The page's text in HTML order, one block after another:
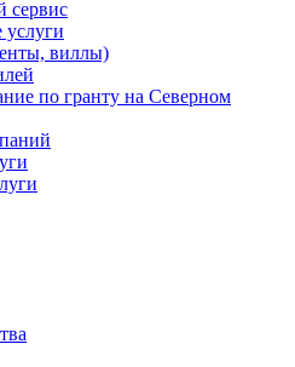
сервис
виллы)
по гранту на Северном